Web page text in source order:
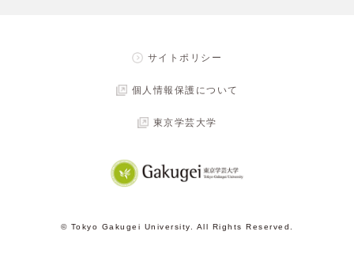
サイトポリシー
個人情報保護について
東京学芸大学
© Tokyo Gakugei University. All Rights Reserved.